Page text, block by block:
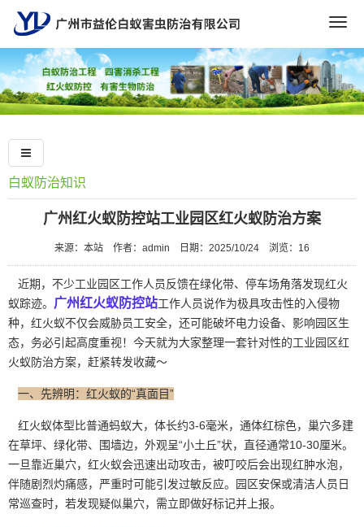
白蚁防治知识
广州红火蚁防控站工业园区红火蚁防治方案
来源：本站 作者：admin 日期：2025/10/24 浏览： 16
近期，不少工业园区工作人员反馈在绿化带、停车场角落发现红火
蚁踪迹。 广州红火蚁防控站工作人员说作为极具攻击性的入侵物
种，红火蚁不仅会威胁员工安全，还可能破坏电力设备、影响园区生
态，务必引起高度重视！今天就为大家整理一套针对性的工业园区红
火蚁防治方案，赶紧转发收藏～
一、先辨明：红火蚁的“真面目”
红火蚁体型比普通蚂蚁大，体长约3-6毫米，通体红棕色，巢穴多建
在草坪、绿化带、围墙边，外观呈“小土丘”状，直径通常10-30厘米。
一旦靠近巢穴，红火蚁会迅速出动攻击，被叮咬后会出现红肿水泡，
伴随剧烈灼痛感，严重时可能引发过敏反应。园区安保或清洁人员日
常巡查时，若发现疑似巢穴，需立即做好标记并上报。